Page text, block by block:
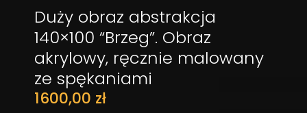
Duży obraz abstrakcja
140×100 “Brzeg”. Obraz
akrylowy, ręcznie malowany
ze spękaniami
1600,00 zł
DODAJ DO KOSZYKA